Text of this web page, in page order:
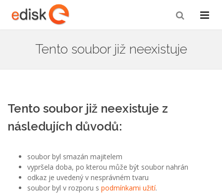
Tento soubor již neexistuje
Tento soubor již neexistuje z
následujích důvodů:
soubor byl smazán majitelem
vypršela doba, po kterou může být soubor nahrán
odkaz je uvedený v nesprávném tvaru
soubor byl v rozporu s podmínkami užití.